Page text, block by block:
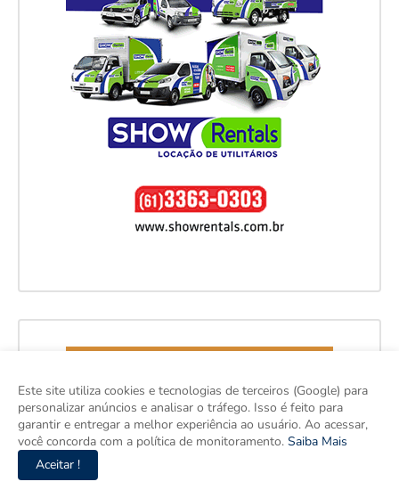
Este site utiliza cookies e tecnologias de terceiros (Google) para
personalizar anúncios e analisar o tráfego. Isso é feito para
garantir e entregar a melhor experiência ao usuário. Ao acessar,
você concorda com a política de monitoramento. Saiba Mais
Aceitar !